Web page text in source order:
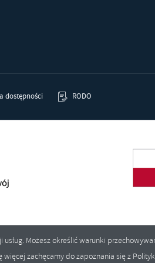
dostępności RODO
Możesz określić warunki
zachęcamy do zapoznania się z